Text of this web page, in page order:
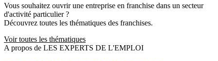
Vous souhaitez ouvrir une entreprise en franchise dans un secteur
d'activité particulier ?
Découvrez toutes les thématiques des franchises.
Voir toutes les thématiques
A propos de LES EXPERTS DE L'EMPLOI